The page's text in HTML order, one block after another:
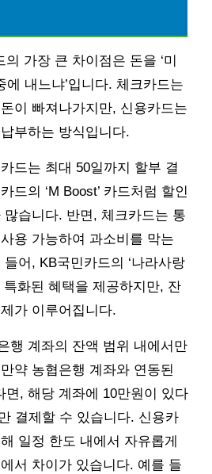
가장 큰 차이점은 돈을 ‘미
에 내느냐’입니다. 체크카드는
이 빠져나가지만, 신용카드는
부하는 방식입니다.
드는 최대 50일까지 할부 결
드의 ‘M Boost’ 카드처럼 할인
습니다. 반면, 체크카드는 통
용 가능하여 과소비를 막는
어, KB국민카드의 ‘나라사랑
특화된 혜택을 제공하지만, 잔
가 이루어집니다.
행 계좌의 잔액 범위 내에서만
약 농협은행 계좌와 연동된
면, 해당 계좌에 10만원이 있다
결제할 수 있습니다. 신용카
일정 한도 내에서 자유롭게
서 차이가 있습니다. 예를 들